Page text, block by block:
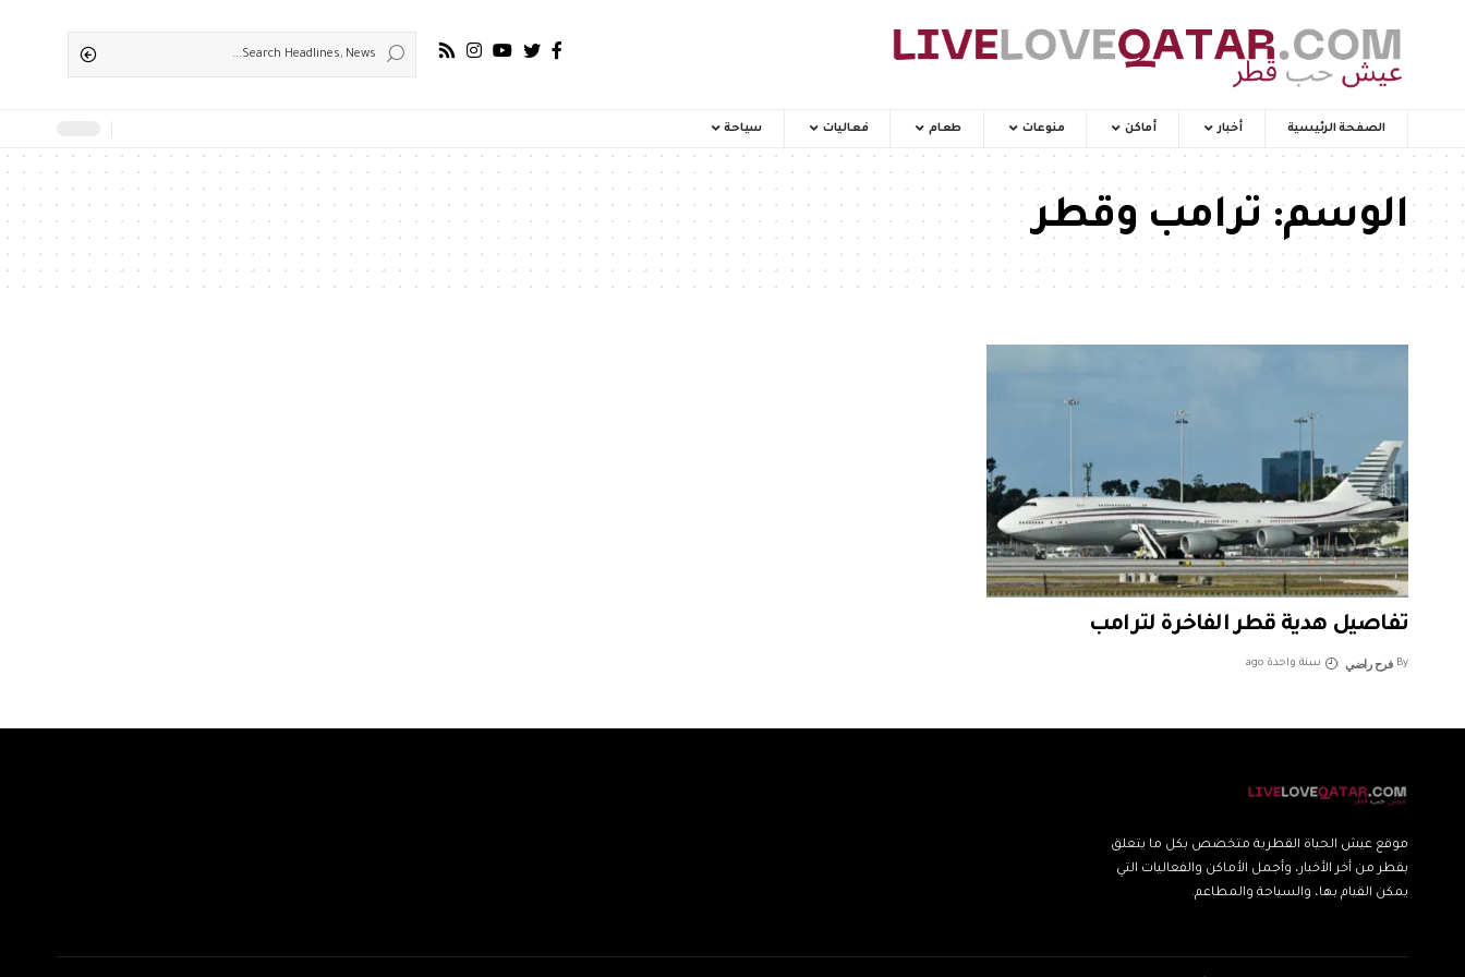
الصفحة الرئيسية أخبار أماكن منوعات طعام فعاليات سياحة
الوسم:ترامب وقطر
تفاصيل هدية قطر الفاخرة لترامب
By فرح راضي سنة واحدة ago
موقع عيش الحياة القطرية متخصص بكل ما يتعلق
بقطر من أخر الأخبار، وأجمل الأماكن والفعاليات التي
يمكن القيام بها، والسياحة والمطاعم.